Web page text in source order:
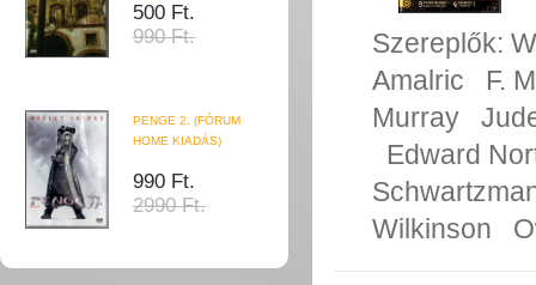
500 Ft.
990 Ft.
PENGE 2. (FÓRUM
HOME KIADÁS)
990 Ft.
2990 Ft.
Szereplők:
Amalric
F.
Murray
Edward
Wilkinson